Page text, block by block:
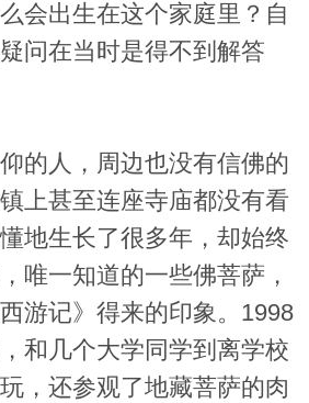
会出生在这个家庭里？自
问在当时是得不到解答
的人，周边也没有信佛的
上甚至连座寺庙都没有看
地生长了很多年，却始终
唯一知道的一些佛菩萨，
游记》得来的印象。1998
和几个大学同学到离学校
，还参观了地藏菩萨的肉